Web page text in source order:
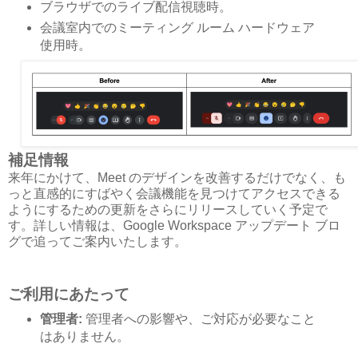
ブラウザでのライブ配信視聴時。
会議室内でのミーティング ルーム ハードウェア
使用時。
補足情報
来年にかけて、Meet のデザインを改善するだけでなく、も
っと直感的にすばやく会議機能を見つけてアクセスできる
ようにするための更新をさらにリリースしていく予定で
す。詳しい情報は、Google Workspace アップデート ブロ
グで追ってご案内いたします。
ご利用にあたって
管理者: 管理者への影響や、ご対応が必要なこと
はありません。